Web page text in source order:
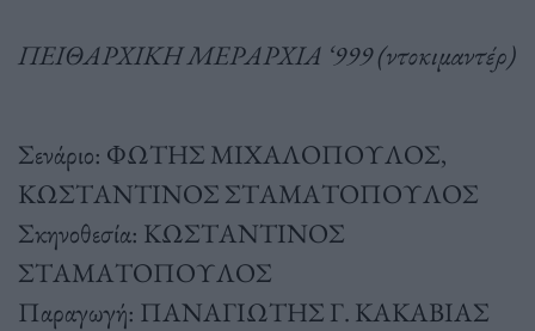
ΠΕΙΘΑΡΧΙΚΗ ΜΕΡΑΡΧΙΑ ‘999 (ντοκιμαντέρ)
Σενάριο: ΦΩΤΗΣ ΜΙΧΑΛΟΠΟΥΛΟΣ,
ΚΩΣΤΑΝΤΙΝΟΣ ΣΤΑΜΑΤΟΠΟΥΛΟΣ
Σκηνοθεσία: ΚΩΣΤΑΝΤΙΝΟΣ
ΣΤΑΜΑΤΟΠΟΥΛΟΣ
Παραγωγή: ΠΑΝΑΓΙΩΤΗΣ Γ. ΚΑΚΑΒΙΑΣ